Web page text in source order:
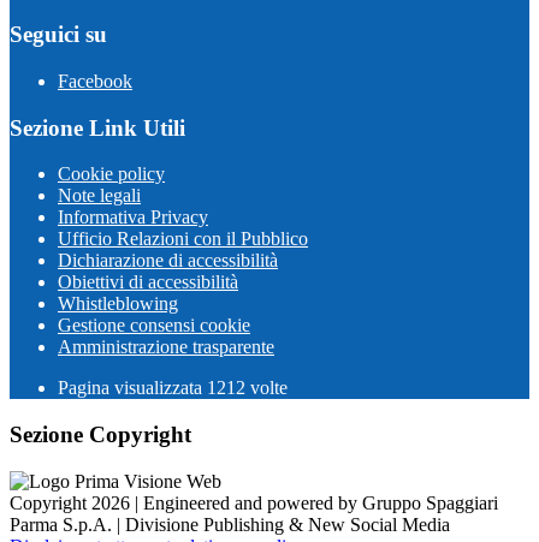
Seguici su
Facebook
Sezione Link Utili
Cookie policy
Note legali
Informativa Privacy
Ufficio Relazioni con il Pubblico
Dichiarazione di accessibilità
Obiettivi di accessibilità
Whistleblowing
Gestione consensi cookie
Amministrazione trasparente
Pagina visualizzata 1212 volte
Sezione Copyright
Copyright 2026 | Engineered and powered by Gruppo Spaggiari
Parma S.p.A. | Divisione Publishing & New Social Media